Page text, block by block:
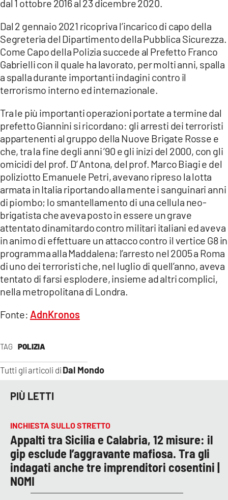
CATANZAROCHANNEL.IT
LACAPITALENEWS.IT
App
ANDROID
APPLE
TAG POLIZIA
Tutti gli articoli di Dal Mondo
dal 1 ottobre 2016 al 23 dicembre 2020.
Dal 2 gennaio 2021 ricopriva l’incarico di capo della
Segreteria del Dipartimento della Pubblica Sicurezza.
Come Capo della Polizia succede al Prefetto Franco
Gabrielli con il quale ha lavorato, per molti anni, spalla
a spalla durante importanti indagini contro il
terrorismo interno ed internazionale.
Tra le più importanti operazioni portate a termine dal
prefetto Giannini si ricordano: gli arresti dei terroristi
appartenenti al gruppo della Nuove Brigate Rosse e
che, tra la fine degli anni ’90 e gli inizi del 2000, con gli
omicidi del prof. D’ Antona, del prof. Marco Biagi e del
poliziotto Emanuele Petri, avevano ripreso la lotta
armata in Italia riportando alla mente i sanguinari anni
di piombo; lo smantellamento di una cellula neo-
brigatista che aveva posto in essere un grave
attentato dinamitardo contro militari italiani ed aveva
in animo di effettuare un attacco contro il vertice G8 in
programma alla Maddalena; l’arresto nel 2005 a Roma
di uno dei terroristi che, nel luglio di quell’anno, aveva
tentato di farsi esplodere, insieme ad altri complici,
nella metropolitana di Londra.
Fonte: AdnKronos
PIÙ LETTI
INCHIESTA SULLO STRETTO
Appalti tra Sicilia e Calabria, 12 misure: il
gip esclude l’aggravante mafiosa. Tra gli
indagati anche tre imprenditori cosentini |
NOMI